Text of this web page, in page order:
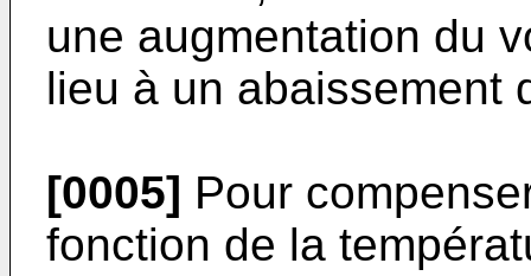
une augmentation du
lieu à un abaissement
[0005] Pour
fonction de la